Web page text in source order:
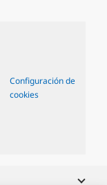
Configuración de
cookies